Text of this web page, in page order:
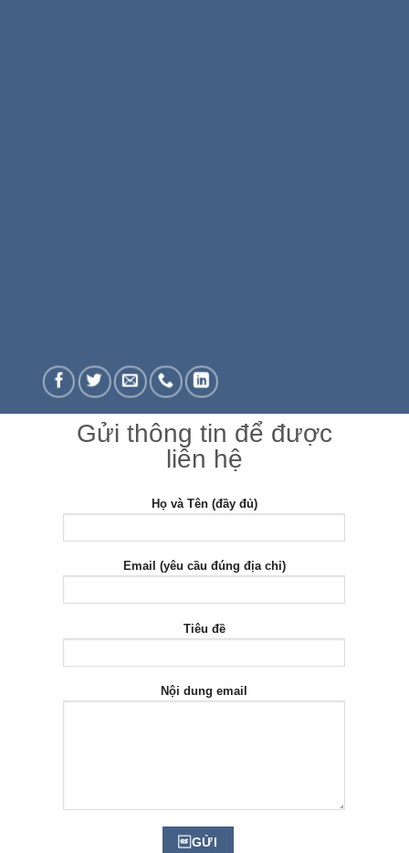
Gửi thông tin để được
liên hệ
Họ và Tên (đầy đủ)
Email (yêu cầu đúng địa chỉ)
Tiêu đề
Nội dung email